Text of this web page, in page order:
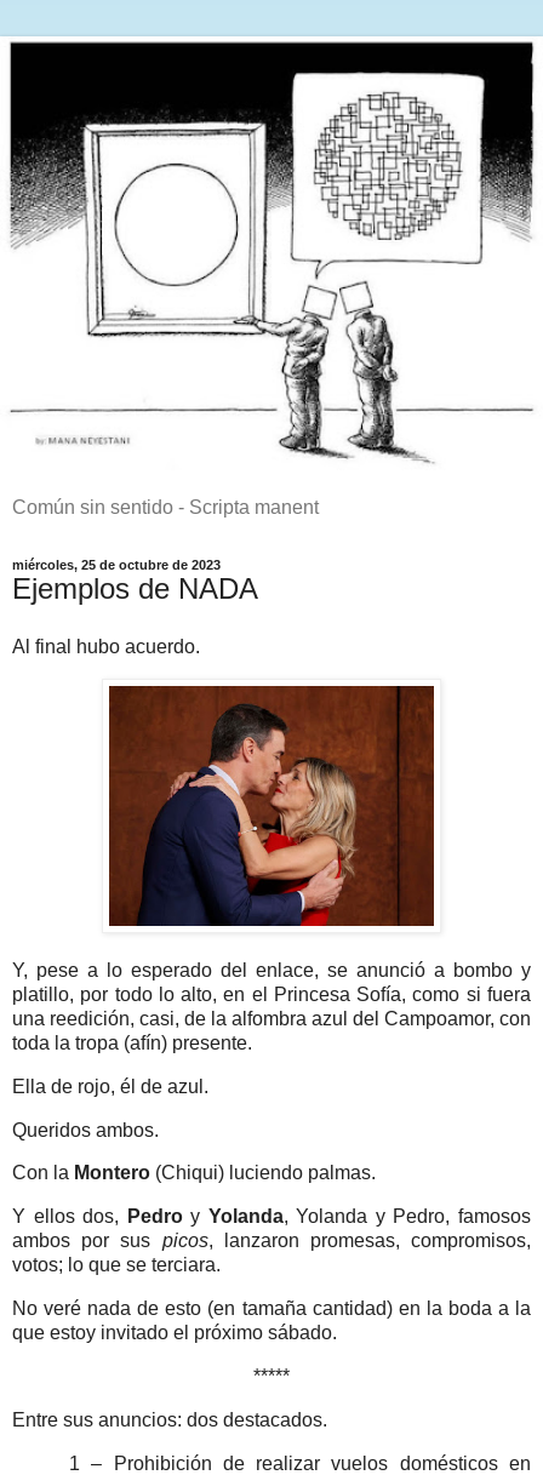
Común sin sentido - Scripta manent
miércoles, 25 de octubre de 2023
Ejemplos de NADA
Al final hubo acuerdo.
Y, pese a lo esperado del enlace, se anunció a bombo y
platillo, por todo lo alto, en el Princesa Sofía, como si fuera
una reedición, casi, de la alfombra azul del Campoamor, con
toda la tropa (afín) presente.
Ella de rojo, él de azul.
Queridos ambos.
Con la Montero (Chiqui) luciendo palmas.
Y ellos dos, Pedroy Yolanda, Yolanda y Pedro, famosos
ambos por sus picos, lanzaron promesas, compromisos,
votos; lo que se terciara.
No veré nada de esto (en tamaña cantidad) en la boda a la
que estoy invitado el próximo sábado.
*****
Entre sus anuncios: dos destacados.
1 – Prohibición de realizar vuelos domésticos en